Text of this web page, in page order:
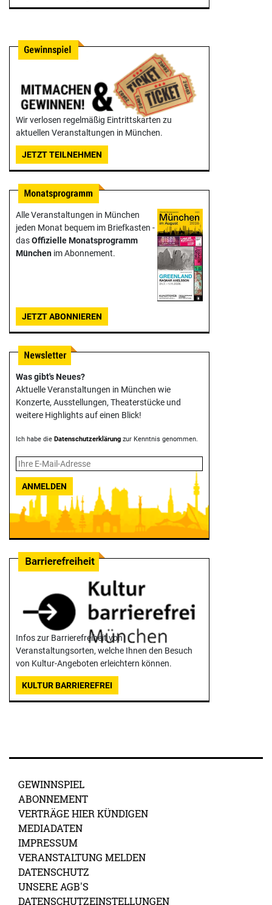
Wir verlosen regelmäßig Eintrittskarten zu
aktuellen Veranstaltungen in München.
JETZT TEILNEHMEN
Alle Veranstaltungen in München
jeden Monat bequem im Briefkasten -
dasOffizielle Monats­programm
München im Abonnement.
JETZT ABONNIEREN
Was gibt's Neues?
Aktuelle Veranstaltungen in München wie
Konzerte, Ausstellungen, Theater­stücke und
weitere Highlights auf einen Blick!
Ich habe die Datenschutzerklärung zur Kenntnis genommen.
ANMELDEN
Infos zur Barrierefreiheit von
Veranstaltungsorten, welche Ihnen den Besuch
von Kultur-Angeboten erleichtern können.
KULTUR BARRIEREFREI
GEWINNSPIEL
ABONNEMENT
VERTRÄGE HIER KÜNDIGEN
MEDIADATEN
IMPRESSUM
VERANSTALTUNG MELDEN
DATENSCHUTZ
UNSERE AGB'S
DATENSCHUTZEINSTELLUNGEN